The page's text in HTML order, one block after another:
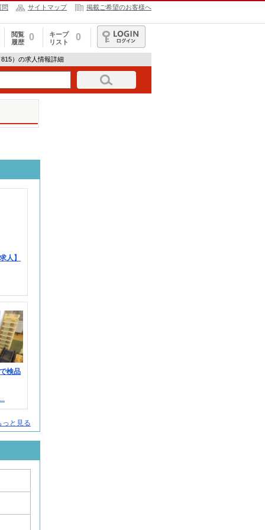
問 サイトマップ 掲載ご希望のお客様へ
閲覧
履歴
0
キープ
リスト
0
ログイン
）の求人情報詳細
人】
検品
っと見る